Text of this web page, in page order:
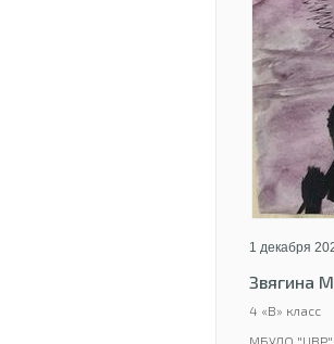
1 декабря
Звягина
4 «В» класс
МБУДО "ЦВР"